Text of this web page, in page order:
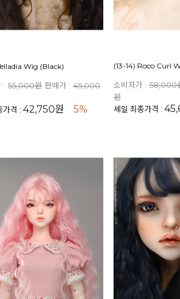
Wig (Black)
: 55,000원 판매가 : 45,000
가격 :42,750원 5%
(13-14) Roco Curl
소비자가 : 58,000
원
세일 최종가격 :